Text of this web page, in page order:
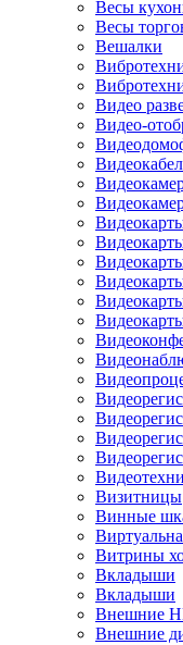
Весы
Весы
Вешалки
Видео
Видео-
Визитницы
Винные
Витрины
Вкладыши
Вкладыши
Внешние
Внешние